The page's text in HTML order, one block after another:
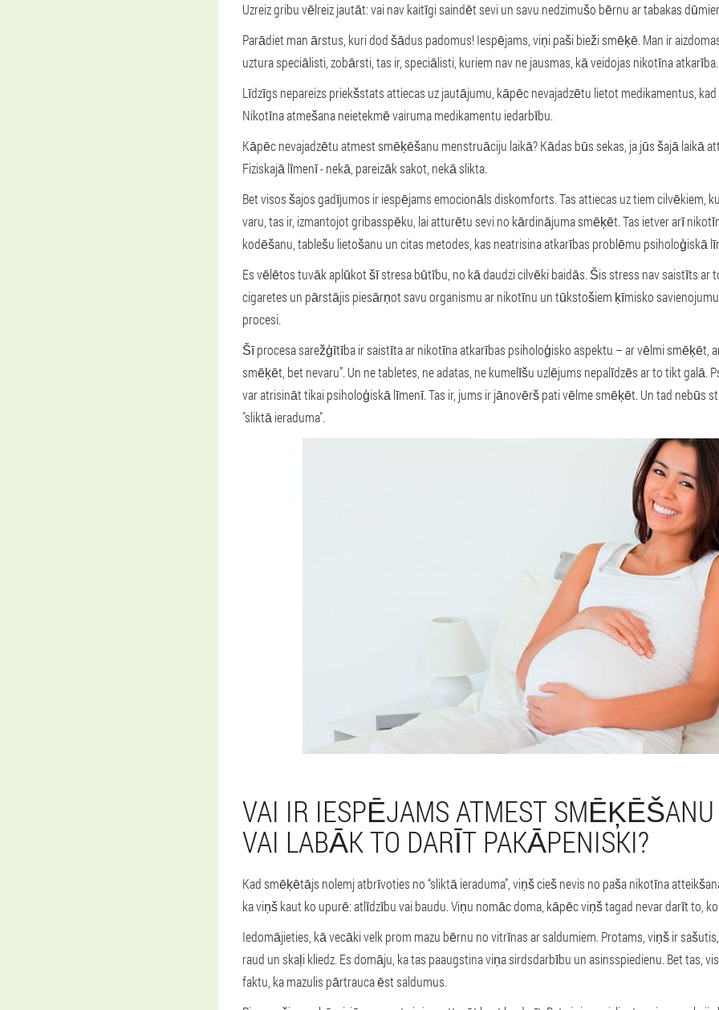
Uzreiz gribu vēlreiz jautāt: vai nav kaitīgi saindēt sevi un savu nedzimušo bērnu ar tabakas
Parādiet man ārstus, kuri dod šādus padomus! Iespējams, viņi paši bieži smēķē. Man ir
uztura speciālisti, zobārsti, tas ir, speciālisti, kuriem nav ne jausmas, kā veidojas nikotīna atkarība.
Līdzīgs nepareizs priekšstats attiecas uz jautājumu, kāpēc nevajadzētu lietot medikamentus,
Nikotīna atmešana neietekmē vairuma medikamentu iedarbību.
Kāpēc nevajadzētu atmest smēķēšanu menstruāciju laikā? Kādas būs sekas, ja jūs šajā laikā
Fiziskajā līmenī - nekā, pareizāk sakot, nekā slikta.
Bet visos šajos gadījumos ir iespējams emocionāls diskomforts. Tas attiecas uz tiem cilvēkiem,
varu, tas ir, izmantojot gribasspēku, lai atturētu sevi no kārdinājuma smēķēt. Tas ietver arī
kodēšanu, tablešu lietošanu un citas metodes, kas neatrisina atkarības problēmu psiholoģiskā
Es vēlētos tuvāk aplūkot šī stresa būtību, no kā daudzi cilvēki baidās. Šis stress nav saistīts ar
cigaretes un pārstājis piesārņot savu organismu ar nikotīnu un tūkstošiem ķīmisko
procesi.
Šī procesa sarežģītība ir saistīta ar nikotīna atkarības psiholoģisko aspektu – ar vēlmi smēķēt,
smēķēt, bet nevaru”. Un ne tabletes, ne adatas, ne kumelīšu uzlējums nepalīdzēs ar to tikt galā.
var atrisināt tikai psiholoģiskā līmenī. Tas ir, jums ir jānovērš pati vēlme smēķēt. Un tad nebūs
"sliktā ieraduma".
VAI IR IESPĒJAMS ATMEST
VAI LABĀK TO DARĪT PAKĀPENISKI?
Kad smēķētājs nolemj atbrīvoties no “sliktā ieraduma”, viņš cieš nevis no paša nikotīna
ka viņš kaut ko upurē: atlīdzību vai baudu. Viņu nomāc doma, kāpēc viņš tagad nevar darīt to,
Iedomājieties, kā vecāki velk prom mazu bērnu no vitrīnas ar saldumiem. Protams, viņš ir
raud un skaļi kliedz. Es domāju, ka tas paaugstina viņa sirdsdarbību un asinsspiedienu. Bet tas,
faktu, ka mazulis pārtrauca ēst saldumus.